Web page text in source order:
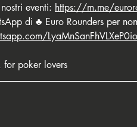
eventi: https://m.me/
di ♣️ Euro Rounders per
for poker lovers